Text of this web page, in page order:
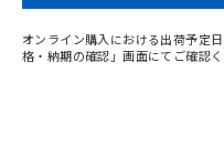
オンライン購入における出荷予定
格・納期の確認」画面にてご確認く